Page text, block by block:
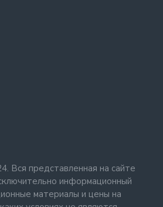
Вся представленная на сайте
информационный
материалы и цены на